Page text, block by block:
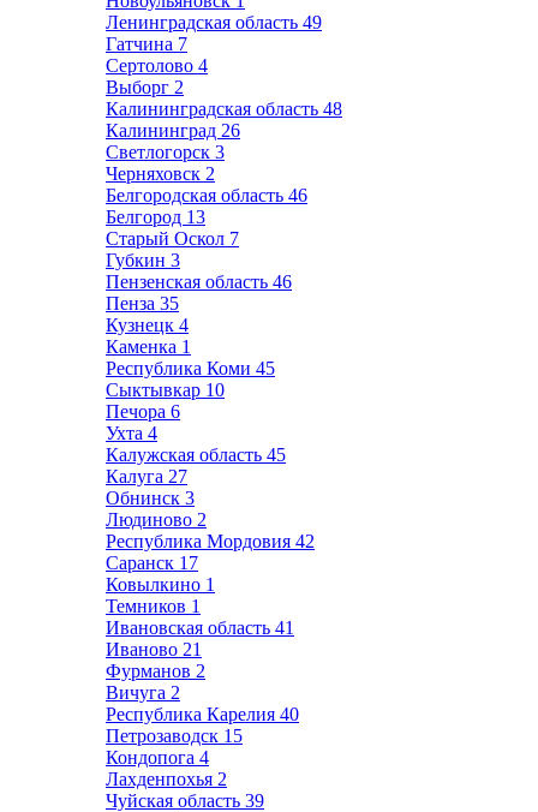
Ленинградская область 49
Гатчина 7
Сертолово 4
Выборг 2
Калининградская область 48
Калининград 26
Светлогорск 3
Черняховск 2
Белгородская область 46
Белгород 13
Старый Оскол 7
Губкин 3
Пензенская область 46
Пенза 35
Кузнецк 4
Каменка 1
Республика Коми 45
Сыктывкар 10
Печора 6
Ухта 4
Калужская область 45
Калуга 27
Обнинск 3
Людиново 2
Республика Мордовия 42
Саранск 17
Ковылкино 1
Темников 1
Ивановская область 41
Иваново 21
Фурманов 2
Вичуга 2
Республика Карелия 40
Петрозаводск 15
Кондопога 4
Лахденпохья 2
Чуйская область 39